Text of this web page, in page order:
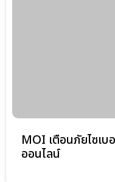
MOI เตือนภัยไซเ
ออนไลน์